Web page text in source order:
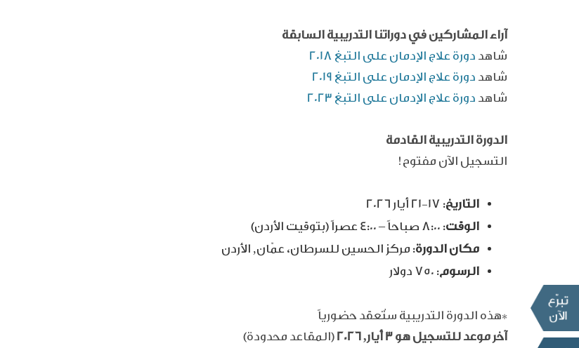
آراء المشاركين في دوراتنا التدريبية السابقة
شاهد دورة علاج الإدمان على التبغ 2018
شاهد دورة علاج الإدمان على التبغ 2019
شاهد دورة علاج الإدمان على التبغ 2023
الدورة التدريبية القادمة
التسجيل الآن مفتوح!
التاريخ: 17-21 أيار 2026
الوقت: 8:00 صباحاً – 4:00 عصراً (بتوقيت الأردن)
مكان الدورة: مركز الحسين للسرطان، عمّان, الأردن
الرسوم: 750 دولار
*هذه الدورة التدريبية ستُعقد حضورياً
آخر موعد للتسجيل هو 3 أيار, 2026
(المقاعد محدودة)